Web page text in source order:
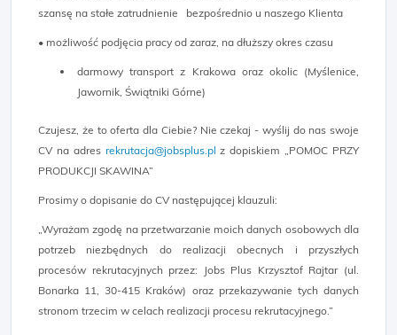
szansę na stałe zatrudnienie bezpośrednio u naszego Klienta
• możliwość podjęcia pracy od zaraz, na dłuższy okres czasu
darmowy transport z Krakowa oraz okolic (Myślenice,
Jawornik, Świątniki Górne)
Czujesz, że to oferta dla Ciebie? Nie czekaj - wyślij do nas swoje
CV na adres rekrutacja@jobsplus.pl z dopiskiem „POMOC PRZY
PRODUKCJI SKAWINA”
Prosimy o dopisanie do CV następującej klauzuli:
„Wyrażam zgodę na przetwarzanie moich danych osobowych dla
potrzeb niezbędnych do realizacji obecnych i przyszłych
procesów rekrutacyjnych przez: Jobs Plus Krzysztof Rajtar (ul.
Bonarka 11, 30-415 Kraków) oraz przekazywanie tych danych
stronom trzecim w celach realizacji procesu rekrutacyjnego.”